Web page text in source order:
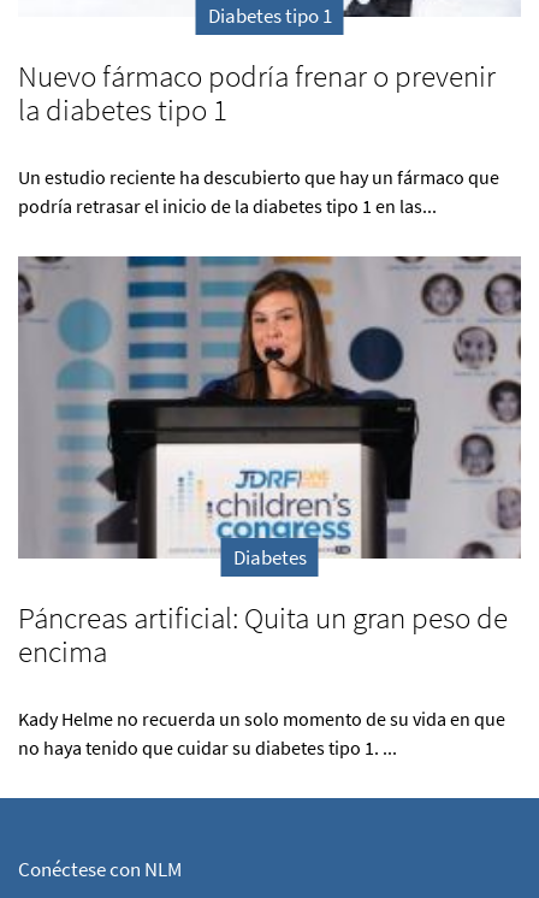
Diabetes tipo 1
Nuevo fármaco podría frenar o prevenir
la diabetes tipo 1
Un estudio reciente ha descubierto que hay un fármaco que
podría retrasar el inicio de la diabetes tipo 1 en las...
Diabetes
Páncreas artificial: Quita un gran peso de
encima
Kady Helme no recuerda un solo momento de su vida en que
no haya tenido que cuidar su diabetes tipo 1. ...
Conéctese con NLM